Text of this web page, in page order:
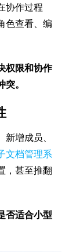
协作过程
色查看、编
权限和协作
。
增成员、
文档管理系
，甚至推翻
否适合小型